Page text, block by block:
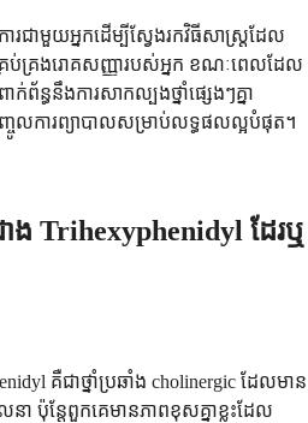
រជាមួយអ្នកដើម្បីស្វែងរកវិធីសាស្រ្តដែល
រប់គ្រងរោគសញ្ញារបស់អ្នក ខណៈពេលដែល
ព័ន្ធនឹងការសាកល្បងថ្នាំផ្សេងៗគ្នា
ញ្ចូលការព្យាបាលសម្រាប់លទ្ធផលល្អបំផុត។
ង Trihexyphenidyl ដែរឬ
គឺជាថ្នាំប្រឆាំង cholinergic ដែលមាន
ប៉ុន្តែពួកគេមានភាពខុសគ្នាខ្លះដែល